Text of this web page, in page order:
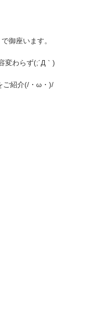
御座います。
変わらず(;´Д｀)
ご紹介(/・ω・)/